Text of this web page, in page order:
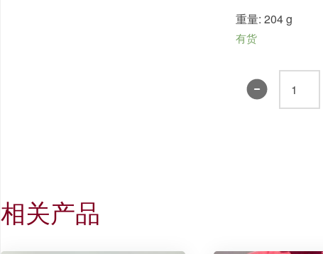
重量: 204 g
有货
相关产品